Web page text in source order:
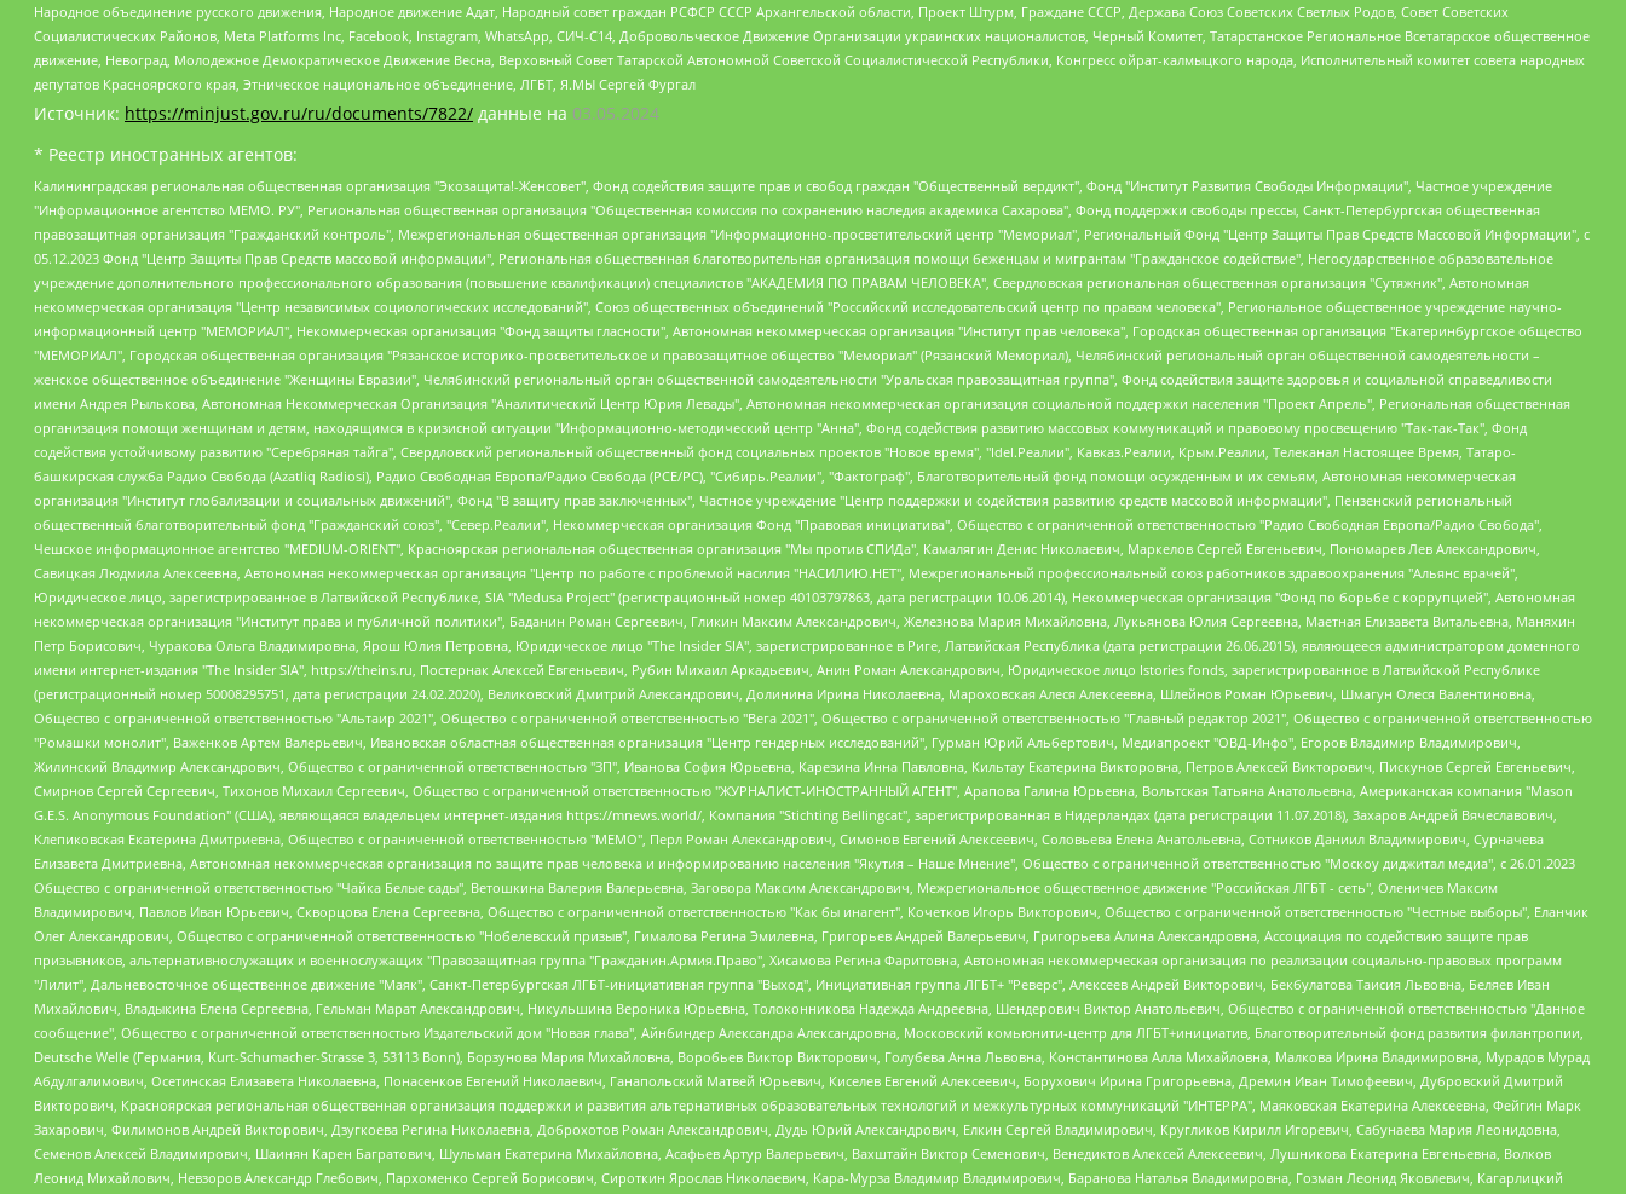
Народное объединение русского движения, Народное движение Адат, Народный совет граждан РСФСР СССР Архангельской области, Проект Штурм, Граждане СССР, Держава Союз Советских Светлых Родов, Совет Советских
Социалистических Районов, Meta Platforms Inc, Facebook, Instagram, WhatsApp, СИЧ-С14, Добровольческое Движение Организации украинских националистов, Черный Комитет, Татарстанское Региональное Всетатарское общественное
движение, Невоград, Молодежное Демократическое Движение Весна, Верховный Совет Татарской Автономной Советской Социалистической Республики, Конгресс ойрат-калмыцкого народа, Исполнительный комитет совета народных
депутатов Красноярского края, Этническое национальное объединение, ЛГБТ, Я.МЫ Сергей Фургал
Источник: https://minjust.gov.ru/ru/documents/7822/ данные на 03.05.2024
* Реестр иностранных агентов:
Калининградская региональная общественная организация "Экозащита!-Женсовет", Фонд содействия защите прав и свобод граждан "Общественный вердикт", Фонд "Институт Развития Свободы Информации", Частное учреждение "Информационное агентство МЕМО. РУ", Региональная общественная организация "Общественная комиссия по сохранению наследия академика Сахарова", Фонд поддержки свободы прессы, Санкт-Петербургская общественная правозащитная организация "Гражданский контроль", Межрегиональная общественная организация "Информационно-просветительский центр "Мемориал", Региональный Фонд "Центр Защиты Прав Средств Массовой Информации", с 05.12.2023 Фонд "Центр Защиты Прав Средств массовой информации", Региональная общественная благотворительная организация помощи беженцам и мигрантам "Гражданское содействие", Негосударственное образовательное учреждение дополнительного профессионального образования (повышение квалификации) специалистов "АКАДЕМИЯ ПО ПРАВАМ ЧЕЛОВЕКА", Свердловская региональная общественная организация "Сутяжник", Автономная некоммерческая организация "Центр независимых социологических исследований", Союз общественных объединений "Российский исследовательский центр по правам человека", Региональное общественное учреждение научно-информационный центр "МЕМОРИАЛ", Некоммерческая организация "Фонд защиты гласности", Автономная некоммерческая организация "Институт прав человека", Городская общественная организация "Екатеринбургское общество "МЕМОРИАЛ", Городская общественная организация "Рязанское историко-просветительское и правозащитное общество "Мемориал" (Рязанский Мемориал), Челябинский региональный орган общественной самодеятельности – женское общественное объединение "Женщины Евразии", Челябинский региональный орган общественной самодеятельности "Уральская правозащитная группа", Фонд содействия защите здоровья и социальной справедливости имени Андрея Рылькова, Автономная Некоммерческая Организация "Аналитический Центр Юрия Левады", Автономная некоммерческая организация социальной поддержки населения "Проект Апрель", Региональная общественная организация помощи женщинам и детям, находящимся в кризисной ситуации "Информационно-методический центр "Анна", Фонд содействия развитию массовых коммуникаций и правовому просвещению "Так-так-Так", Фонд содействия устойчивому развитию "Серебряная тайга", Свердловский региональный общественный фонд социальных проектов "Новое время", "Idel.Реалии", Кавказ.Реалии, Крым.Реалии, Телеканал Настоящее Время, Татаро-башкирская служба Радио Свобода (Azatliq Radiosi), Радио Свободная Европа/Радио Свобода (PCE/PC), "Сибирь.Реалии", "Фактограф", Благотворительный фонд помощи осужденным и их семьям, Автономная некоммерческая организация "Институт глобализации и социальных движений", Фонд "В защиту прав заключенных", Частное учреждение "Центр поддержки и содействия развитию средств массовой информации", Пензенский региональный общественный благотворительный фонд "Гражданский союз", "Север.Реалии", Некоммерческая организация Фонд "Правовая инициатива", Общество с ограниченной ответственностью "Радио Свободная Европа/Радио Свобода", Чешское информационное агентство "MEDIUM-ORIENT", Красноярская региональная общественная организация "Мы против СПИДа", Камалягин Денис Николаевич, Маркелов Сергей Евгеньевич, Пономарев Лев Александрович, Савицкая Людмила Алексеевна, Автономная некоммерческая организация "Центр по работе с проблемой насилия "НАСИЛИЮ.НЕТ", Межрегиональный профессиональный союз работников здравоохранения "Альянс врачей", Юридическое лицо, зарегистрированное в Латвийской Республике, SIA "Medusa Project" (регистрационный номер 40103797863, дата регистрации 10.06.2014), Некоммерческая организация "Фонд по борьбе с коррупцией", Автономная некоммерческая организация "Институт права и публичной политики", Баданин Роман Сергеевич, Гликин Максим Александрович, Железнова Мария Михайловна, Лукьянова Юлия Сергеевна, Маетная Елизавета Витальевна, Маняхин Петр Борисович, Чуракова Ольга Владимировна, Ярош Юлия Петровна, Юридическое лицо "The Insider SIA", зарегистрированное в Риге, Латвийская Республика (дата регистрации 26.06.2015), являющееся администратором доменного имени интернет-издания "The Insider SIA", https://theins.ru, Постернак Алексей Евгеньевич, Рубин Михаил Аркадьевич, Анин Роман Александрович, Юридическое лицо Istories fonds, зарегистрированное в Латвийской Республике (регистрационный номер 50008295751, дата регистрации 24.02.2020), Великовский Дмитрий Александрович, Долинина Ирина Николаевна, Мароховская Алеся Алексеевна, Шлейнов Роман Юрьевич, Шмагун Олеся Валентиновна, Общество с ограниченной ответственностью "Альтаир 2021", Общество с ограниченной ответственностью "Вега 2021", Общество с ограниченной ответственностью "Главный редактор 2021", Общество с ограниченной ответственностью "Ромашки монолит", Важенков Артем Валерьевич, Ивановская областная общественная организация "Центр гендерных исследований", Гурман Юрий Альбертович, Медиапроект "ОВД-Инфо", Егоров Владимир Владимирович, Жилинский Владимир Александрович, Общество с ограниченной ответственностью "ЗП", Иванова София Юрьевна, Карезина Инна Павловна, Кильтау Екатерина Викторовна, Петров Алексей Викторович, Пискунов Сергей Евгеньевич, Смирнов Сергей Сергеевич, Тихонов Михаил Сергеевич, Общество с ограниченной ответственностью "ЖУРНАЛИСТ-ИНОСТРАННЫЙ АГЕНТ", Арапова Галина Юрьевна, Вольтская Татьяна Анатольевна, Американская компания "Mason G.E.S. Anonymous Foundation" (США), являющаяся владельцем интернет-издания https://mnews.world/, Компания "Stichting Bellingcat", зарегистрированная в Нидерландах (дата регистрации 11.07.2018), Захаров Андрей Вячеславович, Клепиковская Екатерина Дмитриевна, Общество с ограниченной ответственностью "МЕМО", Перл Роман Александрович, Симонов Евгений Алексеевич, Соловьева Елена Анатольевна, Сотников Даниил Владимирович, Сурначева Елизавета Дмитриевна, Автономная некоммерческая организация по защите прав человека и информированию населения "Якутия – Наше Мнение", Общество с ограниченной ответственностью "Москоу диджитал медиа", с 26.01.2023 Общество с ограниченной ответственностью "Чайка Белые сады", Ветошкина Валерия Валерьевна, Заговора Максим Александрович, Межрегиональное общественное движение "Российская ЛГБТ - сеть", Оленичев Максим Владимирович, Павлов Иван Юрьевич, Скворцова Елена Сергеевна, Общество с ограниченной ответственностью "Как бы инагент", Кочетков Игорь Викторович, Общество с ограниченной ответственностью "Честные выборы", Еланчик Олег Александрович, Общество с ограниченной ответственностью "Нобелевский призыв", Гималова Регина Эмилевна, Григорьев Андрей Валерьевич, Григорьева Алина Александровна, Ассоциация по содействию защите прав призывников, альтернативнослужащих и военнослужащих "Правозащитная группа "Гражданин.Армия.Право", Хисамова Регина Фаритовна, Автономная некоммерческая организация по реализации социально-правовых программ "Лилит", Дальневосточное общественное движение "Маяк", Санкт-Петербургская ЛГБТ-инициативная группа "Выход", Инициативная группа ЛГБТ+ "Реверс", Алексеев Андрей Викторович, Бекбулатова Таисия Львовна, Беляев Иван Михайлович, Владыкина Елена Сергеевна, Гельман Марат Александрович, Никульшина Вероника Юрьевна, Толоконникова Надежда Андреевна, Шендерович Виктор Анатольевич, Общество с ограниченной ответственностью "Данное сообщение", Общество с ограниченной ответственностью Издательский дом "Новая глава", Айнбиндер Александра Александровна, Московский комьюнити-центр для ЛГБТ+инициатив, Благотворительный фонд развития филантропии, Deutsche Welle (Германия, Kurt-Schumacher-Strasse 3, 53113 Bonn), Борзунова Мария Михайловна, Воробьев Виктор Викторович, Голубева Анна Львовна, Константинова Алла Михайловна, Малкова Ирина Владимировна, Мурадов Мурад Абдулгалимович, Осетинская Елизавета Николаевна, Понасенков Евгений Николаевич, Ганапольский Матвей Юрьевич, Киселев Евгений Алексеевич, Борухович Ирина Григорьевна, Дремин Иван Тимофеевич, Дубровский Дмитрий Викторович, Красноярская региональная общественная организация поддержки и развития альтернативных образовательных технологий и межкультурных коммуникаций "ИНТЕРРА", Маяковская Екатерина Алексеевна, Фейгин Марк Захарович, Филимонов Андрей Викторович, Дзугкоева Регина Николаевна, Доброхотов Роман Александрович, Дудь Юрий Александрович, Елкин Сергей Владимирович, Кругликов Кирилл Игоревич, Сабунаева Мария Леонидовна, Семенов Алексей Владимирович, Шаинян Карен Багратович, Шульман Екатерина Михайловна, Асафьев Артур Валерьевич, Вахштайн Виктор Семенович, Венедиктов Алексей Алексеевич, Лушникова Екатерина Евгеньевна, Волков Леонид Михайлович, Невзоров Александр Глебович, Пархоменко Сергей Борисович, Сироткин Ярослав Николаевич, Кара-Мурза Владимир Владимирович, Баранова Наталья Владимировна, Гозман Леонид Яковлевич, Кагарлицкий Борис Юльевич, Климарев Михаил Валерьевич, Милов Владимир Станиславович, Автономная некоммерческая организация Краснодарский центр современного искусства "Типография", Моргенштерн Алишер Тагирович, Соболь Любовь Эдуардовна, Общество с ограниченной ответственностью "ЛИЗА НОРМ", Каспаров Гарри Кимович, Ходорковский Михаил Борисович, Общество с ограниченной ответственностью "Апрельские тезисы", Данилович Ирина Брониславовна, Кашин Олег Владимирович, Петров Николай Владимирович, Пивоваров Алексей Владимирович, Соколов Михаил Владимирович, Цветкова Юлия Владимировна, Чичваркин Евгений Александрович, Комитет против пыток/Команда против пыток, Общество с ограниченной ответственностью "Первый научный", Общество с ограниченной ответственностью "Вертолет и ко", Белоцерковская Вероника Борисовна, Кац Максим Евгеньевич, Лазарева Татьяна Юрьевна, Шаведдинов Руслан Табризович, Яшин Илья Валерьевич, Общество с ограниченной ответственностью "Иноагент ААВ", Алешковский Дмитрий Петрович, Альбац Евгения Марковна, Быков Дмитрий Львович, Галямина Юлия Евгеньевна, Лойко Сергей Леонидович, Мартынов Кирилл Константинович, Медведев Сергей Александрович, Крашенинников Федор Геннадиевич, Гордеева Катерина Вл